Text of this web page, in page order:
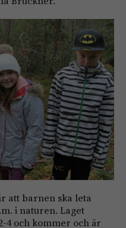
att barnen ska leta
i naturen. Laget
4 och kommer och är